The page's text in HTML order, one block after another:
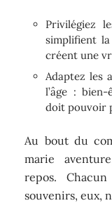
Privilégiez
simplifient
créent une
Adaptez les
l’âge :
doit pouvoir
Au bout du
marie
repos.
souvenirs, eux,